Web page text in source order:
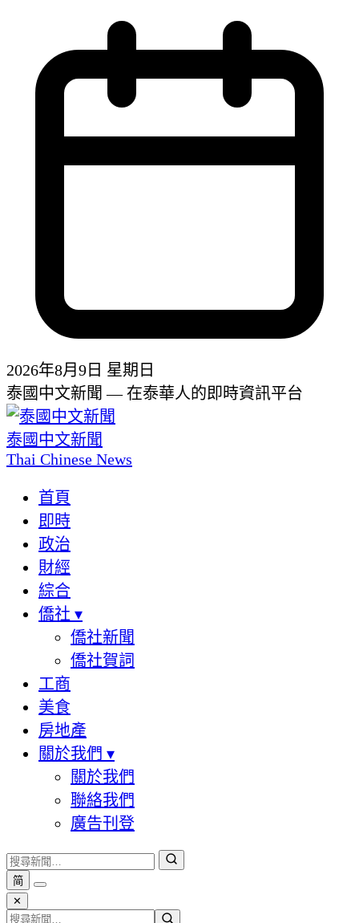
2026年8月9日 星期日
泰國中文新聞 — 在泰華人的即時資訊平台
泰國中文新聞
Thai Chinese News
首頁
即時
政治
財經
綜合
僑社 ▾
僑社新聞
僑社賀詞
工商
美食
房地產
關於我們 ▾
關於我們
聯絡我們
廣告刊登
简
✕